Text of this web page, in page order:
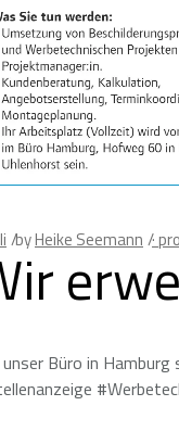
byHeike Seemann ·
unser Büro in